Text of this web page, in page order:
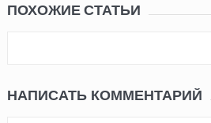
ПОХОЖИЕ СТАТЬИ
НАПИСАТЬ КОММЕНТАРИЙ